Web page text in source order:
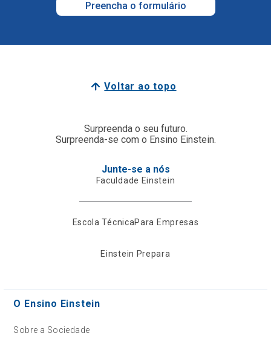
Preencha o formulário
Voltar ao topo
Surpreenda o seu futuro.
Surpreenda-se com o Ensino Einstein.
Junte-se a nós
Faculdade Einstein
Escola TécnicaPara Empresas
Einstein Prepara
O Ensino Einstein
Sobre a Sociedade